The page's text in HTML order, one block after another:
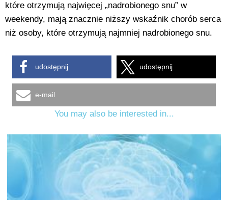
które otrzymują najwięcej „nadrobionego snu” w
weekendy, mają znacznie niższy wskaźnik chorób serca
niż osoby, które otrzymują najmniej nadrobionego snu.
udostępnij udostępnij
e-mail
You may also be interested in...